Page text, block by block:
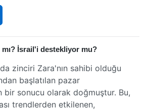
mı? İsrail'i destekliyor mu?
zinciri Zara'nın sahibi olduğu
başlatılan pazar
bir sonucu olarak doğmuştur. Bu,
trendlerden etkilenen,